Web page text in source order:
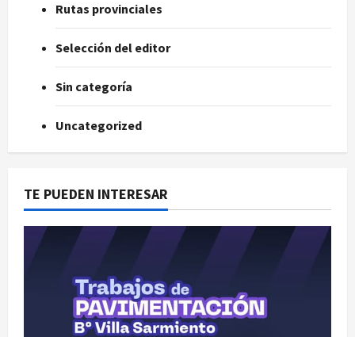
Rutas provinciales
Selección del editor
Sin categoría
Uncategorized
TE PUEDEN INTERESAR